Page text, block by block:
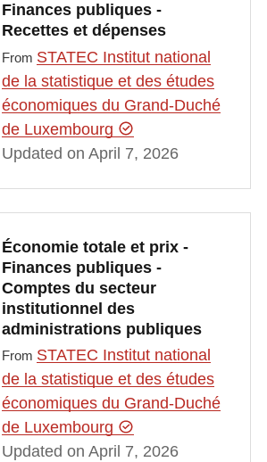
Finances publiques -
Recettes et dépenses
From STATEC Institut national
de la statistique et des études
économiques du Grand-Duché
de Luxembourg
Updated on April 7, 2026
Économie totale et prix -
Finances publiques -
Comptes du secteur
institutionnel des
administrations publiques
From STATEC Institut national
de la statistique et des études
économiques du Grand-Duché
de Luxembourg
Updated on April 7, 2026